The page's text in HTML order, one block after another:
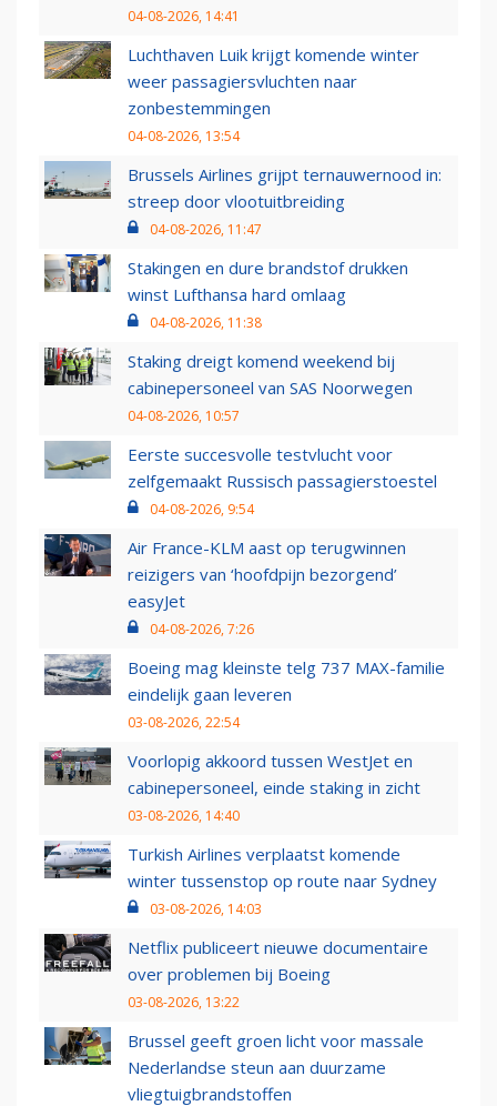
04-08-2026, 14:41
Luchthaven Luik krijgt komende winter
weer passagiersvluchten naar
zonbestemmingen
04-08-2026, 13:54
Brussels Airlines grijpt ternauwernood in:
streep door vlootuitbreiding
04-08-2026, 11:47
Stakingen en dure brandstof drukken
winst Lufthansa hard omlaag
04-08-2026, 11:38
Staking dreigt komend weekend bij
cabinepersoneel van SAS Noorwegen
04-08-2026, 10:57
Eerste succesvolle testvlucht voor
zelfgemaakt Russisch passagierstoestel
04-08-2026, 9:54
Air France-KLM aast op terugwinnen
reizigers van ‘hoofdpijn bezorgend’
easyJet
04-08-2026, 7:26
Boeing mag kleinste telg 737 MAX-familie
eindelijk gaan leveren
03-08-2026, 22:54
Voorlopig akkoord tussen WestJet en
cabinepersoneel, einde staking in zicht
03-08-2026, 14:40
Turkish Airlines verplaatst komende
winter tussenstop op route naar Sydney
03-08-2026, 14:03
Netflix publiceert nieuwe documentaire
over problemen bij Boeing
03-08-2026, 13:22
Brussel geeft groen licht voor massale
Nederlandse steun aan duurzame
vliegtuigbrandstoffen